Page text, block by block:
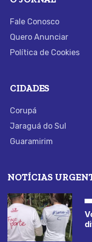
Fale Conosco
Quero Anunciar
Política de Cookies
CIDADES
Corupá
Jaraguá do Sul
Guaramirim
NOTÍCIAS